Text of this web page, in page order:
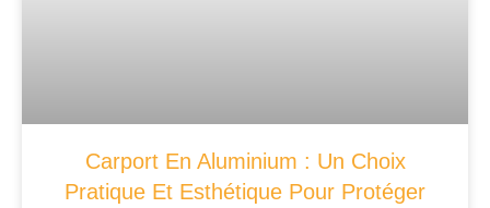
Carport En Aluminium : Un Choix
Pratique Et Esthétique Pour Protéger